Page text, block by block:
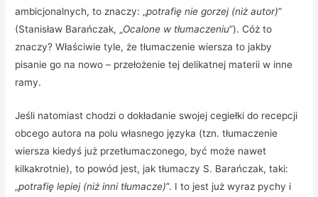
ambicjonalnych, to znaczy: „potrafię nie gorzej (niż autor)”
(Stanisław Barańczak, „Ocalone w tłumaczeniu”). Cóż to
znaczy? Właściwie tyle, że tłumaczenie wiersza to jakby
pisanie go na nowo – przełożenie tej delikatnej materii w inne
ramy.
Jeśli natomiast chodzi o dokładanie swojej cegiełki do recepcji
obcego autora na polu własnego języka (tzn. tłumaczenie
wiersza kiedyś już przetłumaczonego, być może nawet
kilkakrotnie), to powód jest, jak tłumaczy S. Barańczak, taki:
„potrafię lepiej (niż inni tłumacze)”. I to jest już wyraz pychy i